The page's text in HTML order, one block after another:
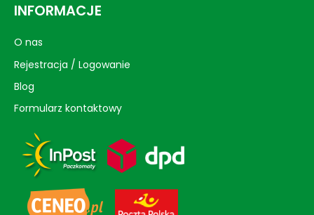
INFORMACJE
O nas
Rejestracja / Logowanie
Blog
Formularz kontaktowy